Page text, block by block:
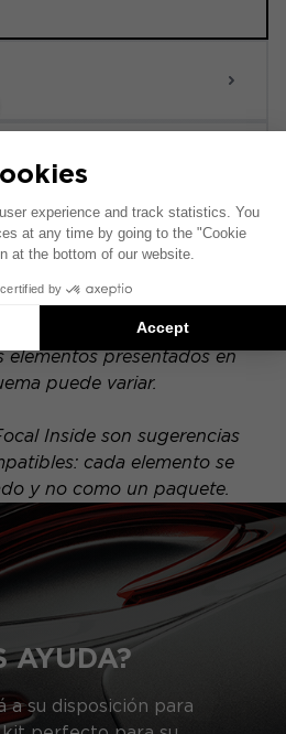
se ha realizado
original de fábrica. Si tu
una opción hi-fi específica,
elementos presentados en
puede variar.
Inside son sugerencias
cada elemento se
y no como un paquete.
AYUDA?
a su disposición para